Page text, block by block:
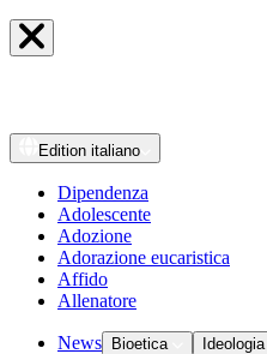
Edition italiano
Dipendenza
Adolescente
Adozione
Adorazione eucaristica
Affido
Allenatore
News Bioetica Ideologia